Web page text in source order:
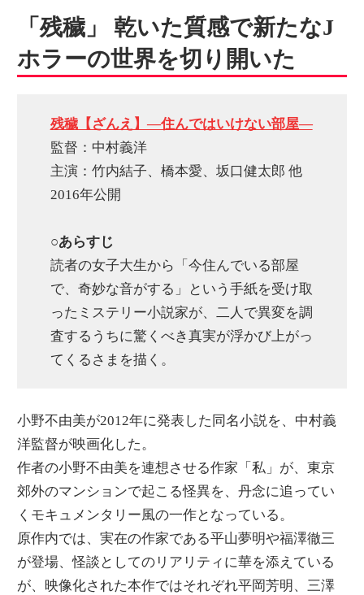
「残穢」 乾いた質感で新たなJ
ホラーの世界を切り開いた
残穢【ざんえ】―住んではいけない部屋―
監督：中村義洋
主演：竹内結子、橋本愛、坂口健太郎 他
2016年公開
○あらすじ
読者の女子大生から「今住んでいる部屋
で、奇妙な音がする」という手紙を受け取
ったミステリー小説家が、二人で異変を調
査するうちに驚くべき真実が浮かび上がっ
てくるさまを描く。
小野不由美が2012年に発表した同名小説を、中村義
洋監督が映画化した。
作者の小野不由美を連想させる作家「私」が、東京
郊外のマンションで起こる怪異を、丹念に追ってい
くモキュメンタリー風の一作となっている。
原作内では、実在の作家である平山夢明や福澤徹三
が登場、怪談としてのリアリティに華を添えている
が、映像化された本作ではそれぞれ平岡芳明、三澤